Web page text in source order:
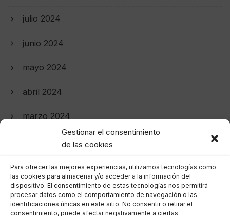
Gestionar el consentimiento
de las cookies
Para ofrecer las mejores experiencias, utilizamos tecnologías como
las cookies para almacenar y/o acceder a la información del
dispositivo. El consentimiento de estas tecnologías nos permitirá
procesar datos como el comportamiento de navegación o las
identificaciones únicas en este sitio. No consentir o retirar el
consentimiento, puede afectar negativamente a ciertas
julio 2024
junio 2024
mayo 2024
abril 2024
marzo 2024
febrero 2024
enero 2024
diciembre 2023
noviembre 2023